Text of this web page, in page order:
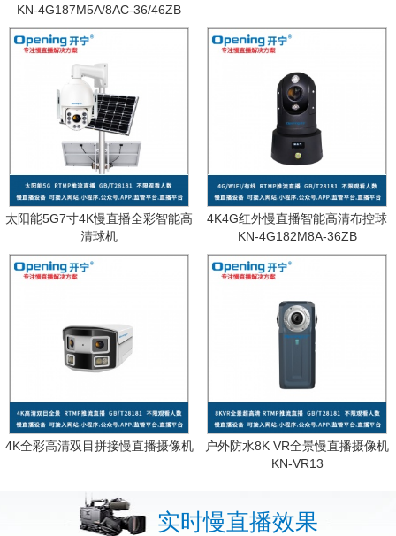
KN-4G187M5A/8AC-36/46ZB
太阳能5G7寸4K慢直播全彩智能高
清球机
4K4G红外慢直播智能高清布控球
KN-4G182M8A-36ZB
4K全彩高清双目拼接慢直播摄像机
户外防水8K VR全景慢直播摄像机
KN-VR13
实时慢直播效果